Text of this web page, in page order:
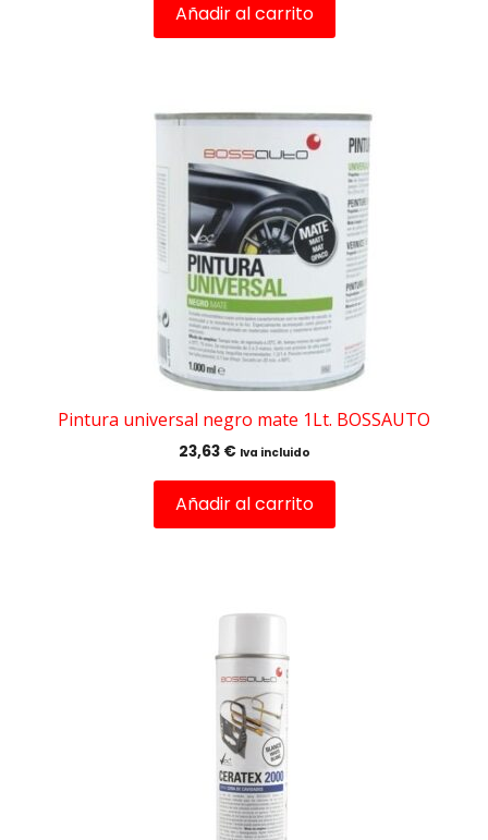
Añadir al carrito
Pintura universal negro mate 1Lt. BOSSAUTO
23,63 € Iva incluido
Añadir al carrito